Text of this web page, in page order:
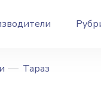
Тараз